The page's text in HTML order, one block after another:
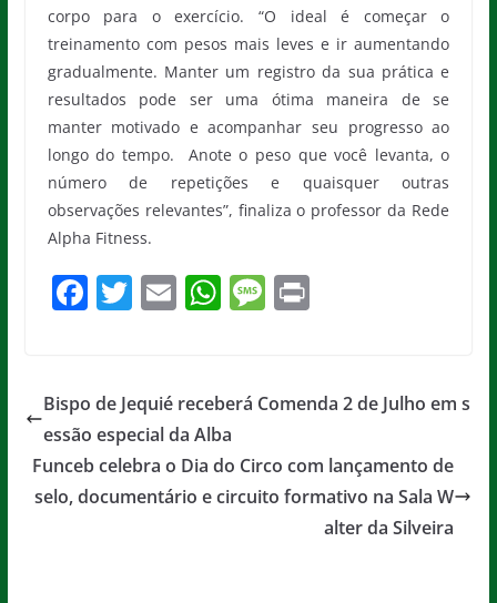
corpo para o exercício. “O ideal é começar o
treinamento com pesos mais leves e ir aumentando
gradualmente. Manter um registro da sua prática e
resultados pode ser uma ótima maneira de se
manter motivado e acompanhar seu progresso ao
longo do tempo. Anote o peso que você levanta, o
número de repetições e quaisquer outras
observações relevantes”, finaliza o professor da Rede
Alpha Fitness.
F
e
b
o
o
T
er
E
l
W
s
A
p
p
M
a
e
Pr
Bispo de Jequié receberá Comenda 2 de Julho em s
essão especial da Alba
Funceb celebra o Dia do Circo com lançamento de
selo, documentário e circuito formativo na Sala W
alter da Silveira